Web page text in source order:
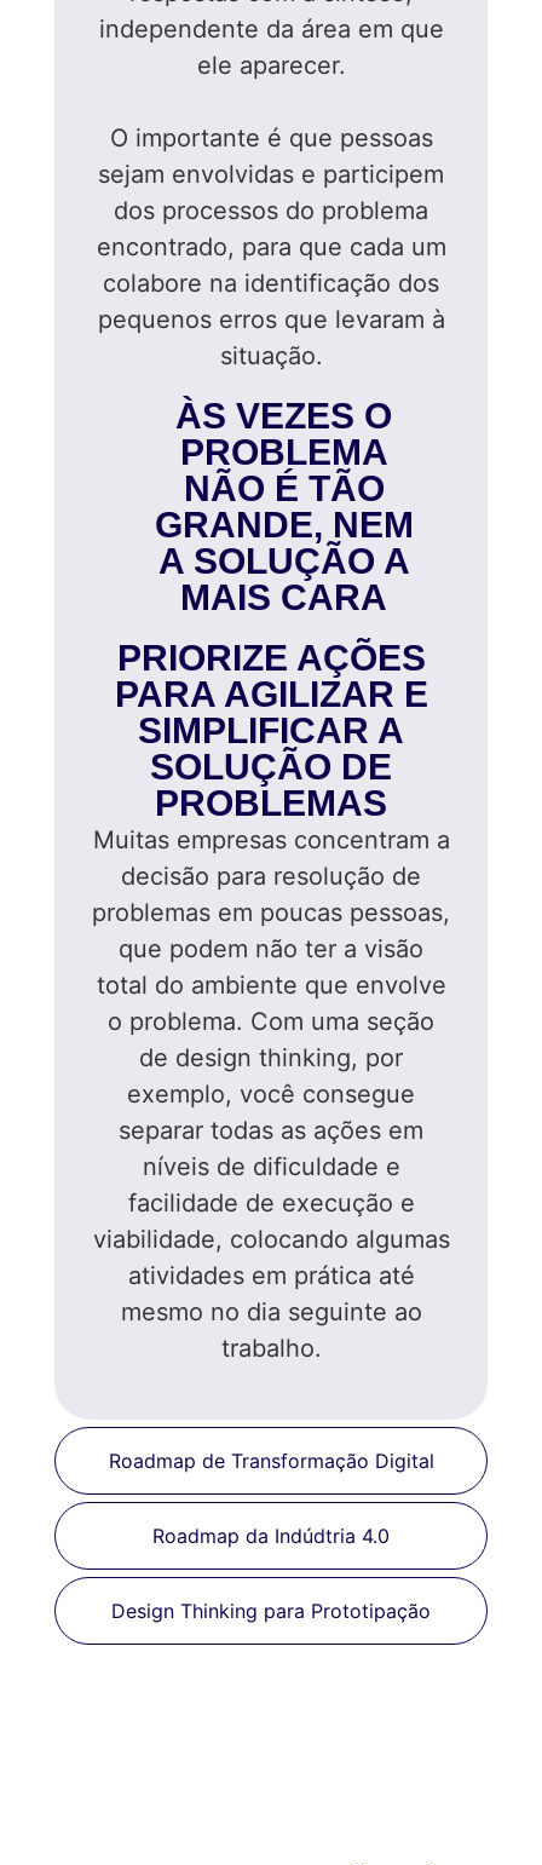
Roadmap de Transformação Digital
Roadmap da Indúdtria 4.0
Design Thinking para Prototipação
independente da área em que
ele aparecer.
O importante é que pessoas
sejam envolvidas e participem
dos processos do problema
encontrado, para que cada um
colabore na identificação dos
pequenos erros que levaram à
situação.
ÀS VEZES O
PROBLEMA
NÃO É TÃO
GRANDE, NEM
A SOLUÇÃO A
MAIS CARA
PRIORIZE AÇÕES
PARA AGILIZAR E
SIMPLIFICAR A
SOLUÇÃO DE
PROBLEMAS
Muitas empresas concentram a
decisão para resolução de
problemas em poucas pessoas,
que podem não ter a visão
total do ambiente que envolve
o problema. Com uma seção
de design thinking, por
exemplo, você consegue
separar todas as ações em
níveis de dificuldade e
facilidade de execução e
viabilidade, colocando algumas
atividades em prática até
mesmo no dia seguinte ao
trabalho.